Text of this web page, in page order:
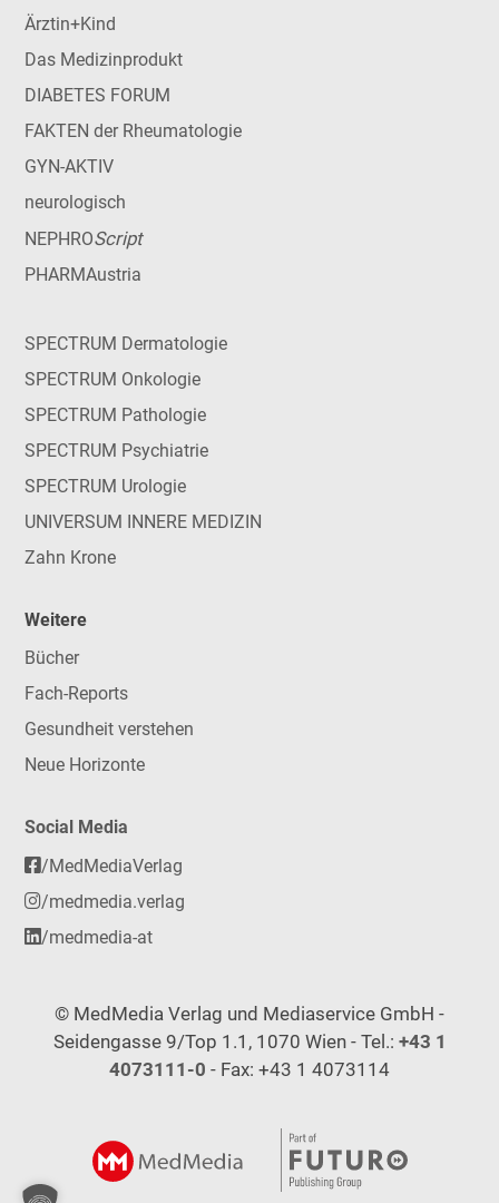
Ärztin+Kind
Das Medizinprodukt
DIABETES FORUM
FAKTEN der Rheumatologie
GYN-AKTIV
neurologisch
NEPHROScript
PHARMAustria
SPECTRUM Dermatologie
SPECTRUM Onkologie
SPECTRUM Pathologie
SPECTRUM Psychiatrie
SPECTRUM Urologie
UNIVERSUM INNERE MEDIZIN
Zahn Krone
Weitere
Bücher
Fach-Reports
Gesundheit verstehen
Neue Horizonte
Social Media
/MedMediaVerlag
/medmedia.verlag
/medmedia-at
© MedMedia Verlag und Mediaservice GmbH -
Seidengasse 9/Top 1.1, 1070 Wien - Tel.: +43 1
4073111-0 - Fax: +43 1 4073114